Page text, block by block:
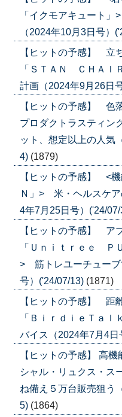
「イクモアキュート
（2024年10月3日号）
【ヒットの予感】 立
「ＳＴＡＮ ＣＨＡＩ
計画（2024年9月26日
【ヒットの予感】 色
プロダクトラスティ
ット、想定以上の人気
4) (1879)
【ヒットの予感】 <
Ｎ」> 米・ヘルスケア
4年7月25日号）('24/07/
【ヒットの予感】 ア
「Ｕｎｉｔｒｅｅ Ｐ
> 筋トレユーチューブ
号）('24/07/13) (1871)
【ヒットの予感】 距
「ＢｉｒｄｉｅＴａ
バイス（2024年7月4日
【ヒットの予感】 高
シャル・リュクス・
ね備え５万台販売狙う
5) (1864)